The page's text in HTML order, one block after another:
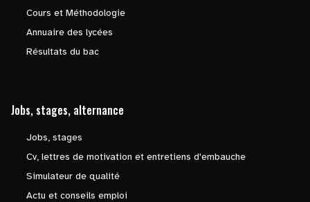
Cours et Méthodologie
Annuaire des lycées
Résultats du bac
Jobs, stages, alternance
Jobs, stages
Cv, lettres de motivation et entretiens d'embauche
Simulateur de qualité
Actu et conseils emploi